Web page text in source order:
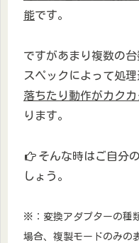
能です。
ですがあまり複数の
スペックによって処理
落ちたり動作がカク
ります。
そんな時はご自分
しょう。
※：変換アダプターの種
場合、複製モードのみの